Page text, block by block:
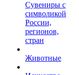
Сувениры с
символикой
России,
регионов,
стран
Животные